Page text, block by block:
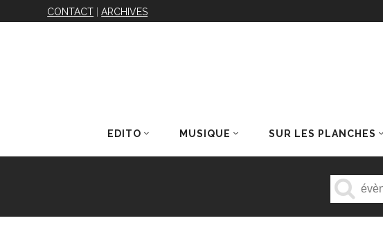
CONTACT |ARCHIVES
EDITO MUSIQUE SUR LES PLANCHES